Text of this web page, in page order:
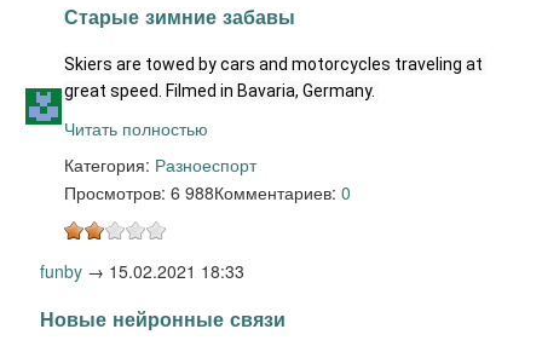
Старые зимние забавы
Skiers are towed by cars and motorcycles traveling at
great speed. Filmed in Bavaria, Germany.
Читать полностью
Категория: Разноеспорт
Просмотров: 6 988Комментариев: 0
funby → 15.02.2021 18:33
Новые нейронные связи